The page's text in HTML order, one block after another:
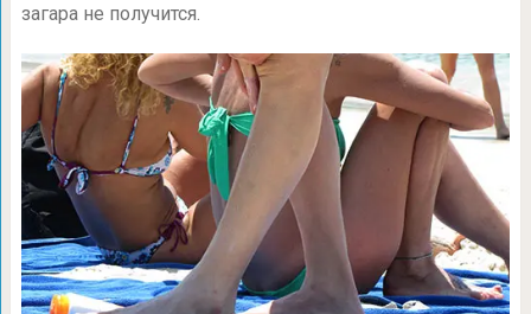
загара не получится.